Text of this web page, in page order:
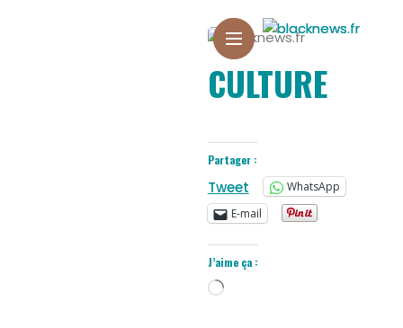
CULTURE
Partager :
Tweet
WhatsApp
E-mail
J’aime ça :
Chargement…